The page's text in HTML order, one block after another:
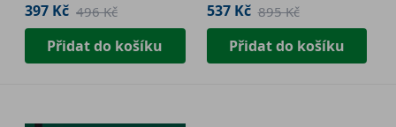
397 Kč 496 Kč
Přidat do košíku
537 Kč 895 Kč
Přidat do košíku